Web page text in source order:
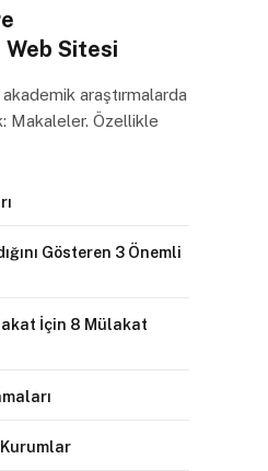
Sitesi
araştırmalarda
Makaleler. Özellikle
Gösteren 3 Önemli
İçin 8 Mülakat
Kurumlar